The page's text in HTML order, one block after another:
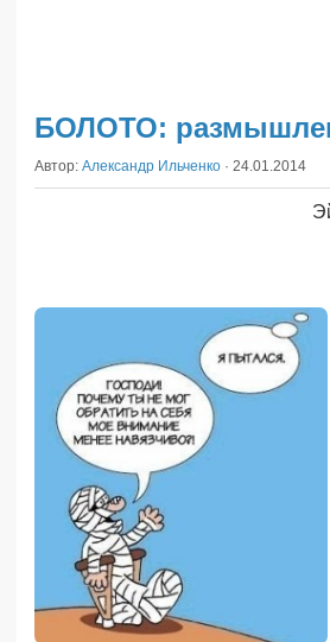
БОЛОТО:
Автор: Александр Ильченко · 24.01.2014